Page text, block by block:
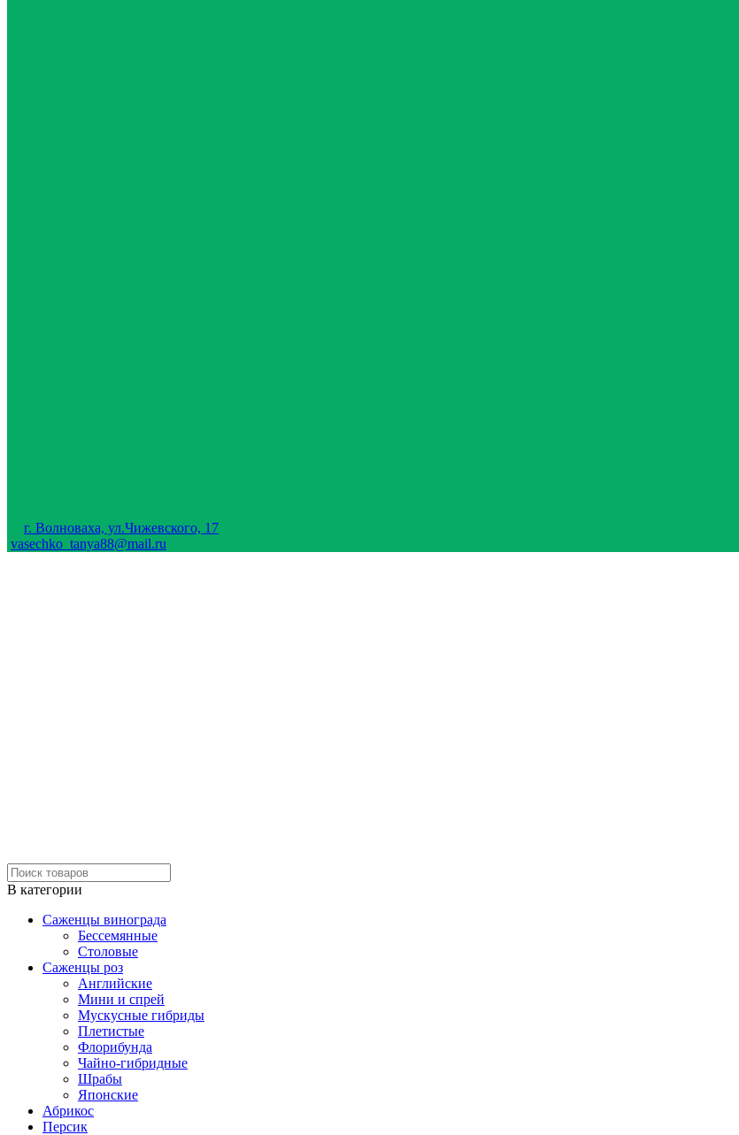
г. Волноваха, ул.Чижевского, 17
vasechko_tanya88@mail.ru
В категории
Саженцы винограда
Бессемянные
Столовые
Саженцы роз
Английские
Мини и спрей
Мускусные гибриды
Плетистые
Флорибунда
Чайно-гибридные
Шрабы
Японские
Абрикос
Персик